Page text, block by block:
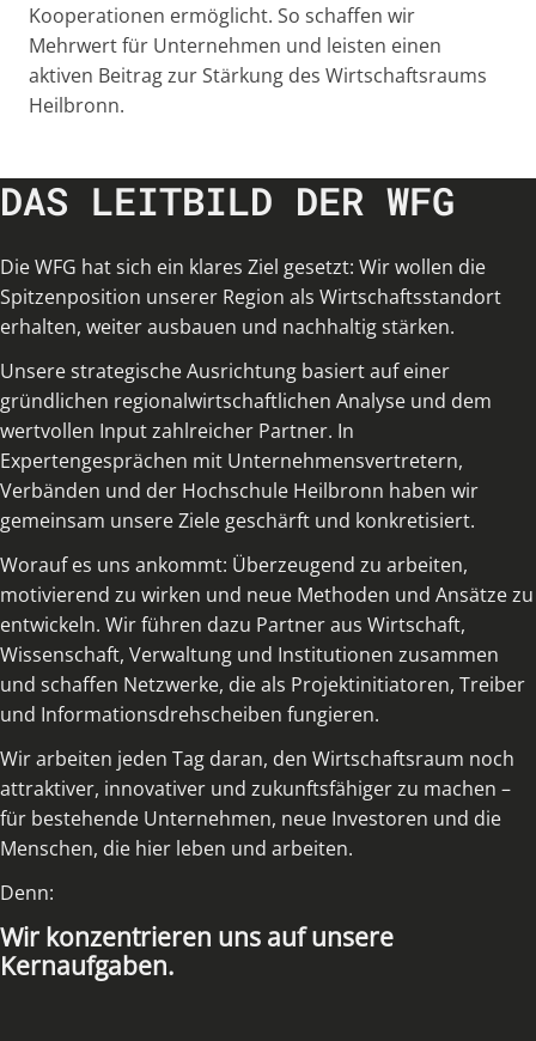
Kooperationen ermöglicht. So schaffen wir
Mehrwert für Unternehmen und leisten einen
aktiven Beitrag zur Stärkung des Wirtschaftsraums
Heilbronn.
DAS LEITBILD DER WFG
Die WFG hat sich ein klares Ziel gesetzt: Wir wollen die
Spitzenposition unserer Region als Wirtschaftsstandort
erhalten, weiter ausbauen und nachhaltig stärken.
Unsere strategische Ausrichtung basiert auf einer
gründlichen regionalwirtschaftlichen Analyse und dem
wertvollen Input zahlreicher Partner. In
Expertengesprächen mit Unternehmensvertretern,
Verbänden und der Hochschule Heilbronn haben wir
gemeinsam unsere Ziele geschärft und konkretisiert.
Worauf es uns ankommt: Überzeugend zu arbeiten,
motivierend zu wirken und neue Methoden und Ansätze zu
entwickeln. Wir führen dazu Partner aus Wirtschaft,
Wissenschaft, Verwaltung und Institutionen zusammen
und schaffen Netzwerke, die als Projektinitiatoren, Treiber
und Informationsdrehscheiben fungieren.
Wir arbeiten jeden Tag daran, den Wirtschaftsraum noch
attraktiver, innovativer und zukunftsfähiger zu machen –
für bestehende Unternehmen, neue Investoren und die
Menschen, die hier leben und arbeiten.
Denn:
Wir konzentrieren uns auf unsere
Kernaufgaben.